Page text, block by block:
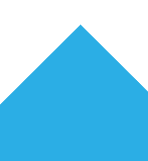
investering nodig